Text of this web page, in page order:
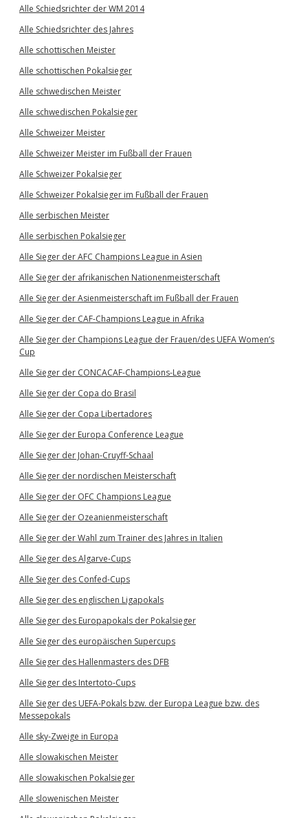
Alle Schiedsrichter der WM 2014
Alle Schiedsrichter des Jahres
Alle schottischen Meister
Alle schottischen Pokalsieger
Alle schwedischen Meister
Alle schwedischen Pokalsieger
Alle Schweizer Meister
Alle Schweizer Meister im Fußball der Frauen
Alle Schweizer Pokalsieger
Alle Schweizer Pokalsieger im Fußball der Frauen
Alle serbischen Meister
Alle serbischen Pokalsieger
Alle Sieger der AFC Champions League in Asien
Alle Sieger der afrikanischen Nationenmeisterschaft
Alle Sieger der Asienmeisterschaft im Fußball der Frauen
Alle Sieger der CAF-Champions League in Afrika
Alle Sieger der Champions League der Frauen/des UEFA Women’s
Cup
Alle Sieger der CONCACAF-Champions-League
Alle Sieger der Copa do Brasil
Alle Sieger der Copa Libertadores
Alle Sieger der Europa Conference League
Alle Sieger der Johan-Cruyff-Schaal
Alle Sieger der nordischen Meisterschaft
Alle Sieger der OFC Champions League
Alle Sieger der Ozeanienmeisterschaft
Alle Sieger der Wahl zum Trainer des Jahres in Italien
Alle Sieger des Algarve-Cups
Alle Sieger des Confed-Cups
Alle Sieger des englischen Ligapokals
Alle Sieger des Europapokals der Pokalsieger
Alle Sieger des europäischen Supercups
Alle Sieger des Hallenmasters des DFB
Alle Sieger des Intertoto-Cups
Alle Sieger des UEFA-Pokals bzw. der Europa League bzw. des
Messepokals
Alle sky-Zweige in Europa
Alle slowakischen Meister
Alle slowakischen Pokalsieger
Alle slowenischen Meister